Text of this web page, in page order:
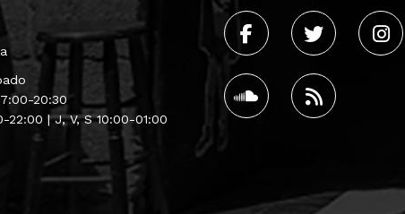
20:30
22:00 | J, V, S 10:00-01:00